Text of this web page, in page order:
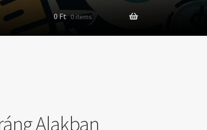
0Ft 0 items
Alakban